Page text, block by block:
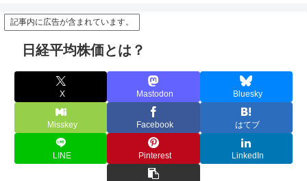
記事内に広告が含まれています。
日経平均株価とは？
X Mastodon Bluesky
Misskey Facebook はてブ
LINE Pinterest LinkedIn